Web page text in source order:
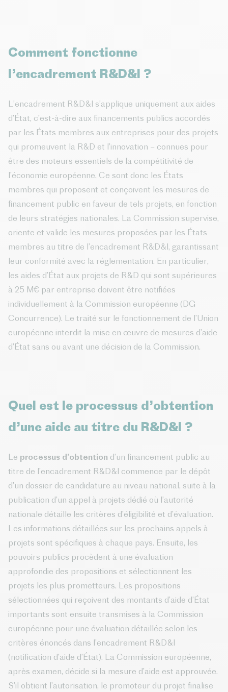
Comment fonctionne
l’encadrement R&D&I ?
L’encadrement R&D&I s’applique uniquement aux aides
d’État, c’est-à-dire aux financements publics accordés
par les États membres aux entreprises pour des projets
qui promeuvent la R&D et l’innovation – connues pour
être des moteurs essentiels de la compétitivité de
l’économie européenne. Ce sont donc les États
membres qui proposent et conçoivent les mesures de
financement public en faveur de tels projets, en fonction
de leurs stratégies nationales. La Commission supervise,
oriente et valide les mesures proposées par les États
membres au titre de l’encadrement R&D&I, garantissant
leur conformité avec la réglementation. En particulier,
les aides d’État aux projets de R&D qui sont supérieures
à 25 M€ par entreprise doivent être notifiées
individuellement à la Commission européenne (DG
Concurrence). Le traité sur le fonctionnement de l’Union
européenne interdit la mise en œuvre de mesures d’aide
d’État sans ou avant une décision de la Commission.
Quel est le processus d’obtention
d’une aide au titre du R&D&I ?
Le processus d’obtention d’un financement public au
titre de l’encadrement R&D&I commence par le dépôt
d’un dossier de candidature au niveau national, suite à la
publication d’un appel à projets dédié où l’autorité
nationale détaille les critères d’éligibilité et d’évaluation.
Les informations détaillées sur les prochains appels à
projets sont spécifiques à chaque pays. Ensuite, les
pouvoirs publics procèdent à une évaluation
approfondie des propositions et sélectionnent les
projets les plus prometteurs. Les propositions
sélectionnées qui reçoivent des montants d’aide d’État
importants sont ensuite transmises à la Commission
européenne pour une évaluation détaillée selon les
critères énoncés dans l’encadrement R&D&I
(notification d’aide d’État). La Commission européenne,
après examen, décide si la mesure d’aide est approuvée.
S’il obtient l’autorisation, le promoteur du projet finalise